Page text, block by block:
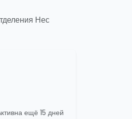
Нес
ещё 15 дней